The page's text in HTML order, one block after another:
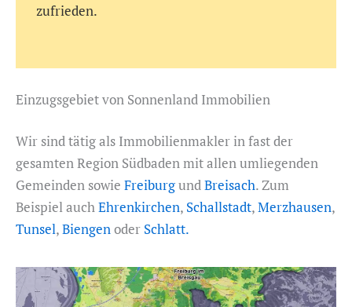
zufrieden.
Einzugsgebiet von Sonnenland Immobilien
Wir sind tätig als Immobilienmakler in fast der
gesamten Region Südbaden mit allen umliegenden
Gemeinden sowie FreiburgundBreisach. Zum
Beispiel auchEhrenkirchen, Schallstadt,Merzhausen,
Tunsel,Biengenoder Schlatt.